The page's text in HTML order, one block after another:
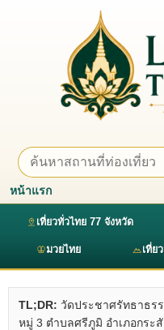
หน้าแรก
เที่ยวทั่วไทย 77 จังหวัด
มวยไทย เที่ย
TL;DR: วัดประชาศรัทธาธร
หมู่ 3 ตำบลศรีภูมิ อำเภอกระสั